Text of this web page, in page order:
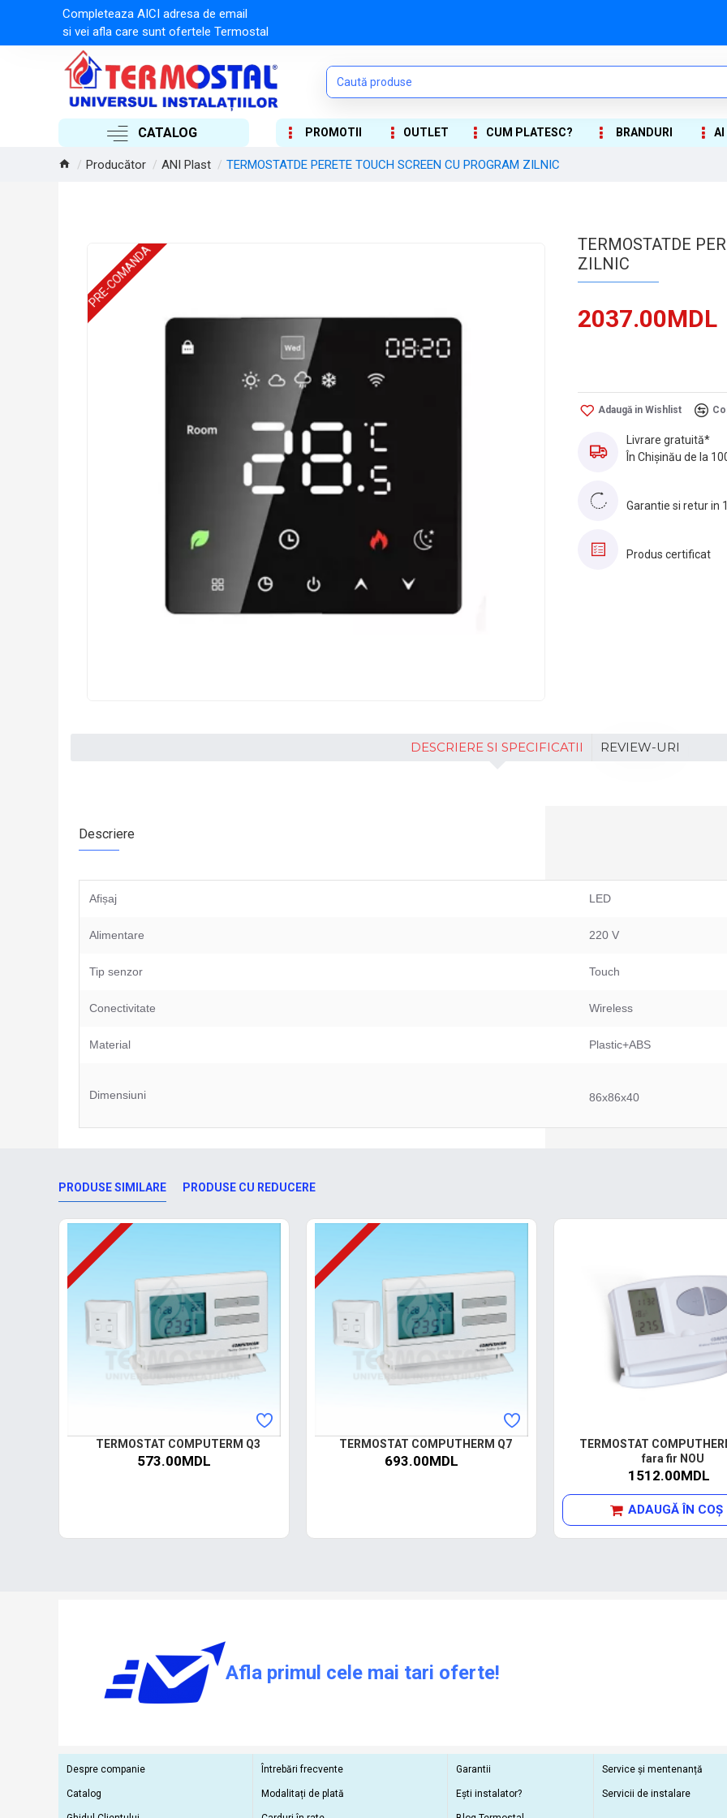
Completeaza AICI adresa de email
si vei afla care sunt ofertele Termostal
CATALOG PROMOTII OUTLET CUM PLATESC? BRANDURI AI
Producător ANI Plast TERMOSTATDE PERETE TOUCH SCREEN CU PROGRAM ZILNIC
PRE-COMANDA
TERMOSTATDE
ZILNIC
2037.00MDL
Adaugă in Wishlist
Livrare gratuită*
În Chișinău de la
Garantie si retur in
Produs certificat
DESCRIERE SI SPECIFICATII REVIEW-URI
Descriere
Afișaj LED
Alimentare 220 V
Tip senzor Touch
Conectivitate Wireless
Material Plastic+ABS
Dimensiuni 86x86x40
PRODUSE SIMILARE PRODUSE CU REDUCERE
TERMOSTAT COMPUTERM Q3
573.00MDL
TERMOSTAT COMPUTHERM Q7
693.00MDL
TERMOSTAT
fara fir NOU
1512.00MDL
ADAUGĂ ÎN COŞ
Afla primul cele mai tari oferte!
Despre companie
Catalog
Întrebări frecvente
Modalitați de plată
Garantii
Ești instalator?
Service și mentenanță
Servicii de instalare